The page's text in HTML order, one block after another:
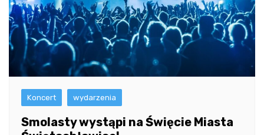
Koncert wydarzenia
Smolasty wystąpi na Święcie Miasta